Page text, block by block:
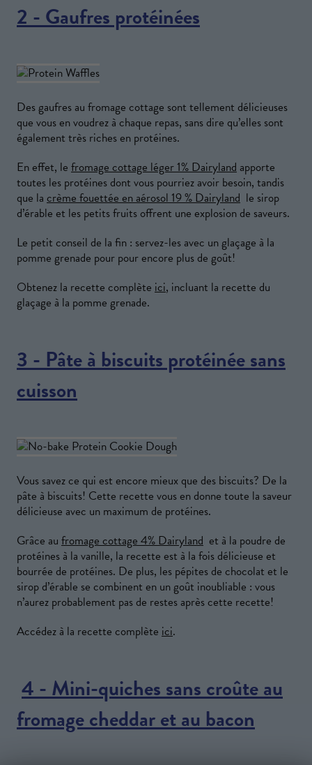
2 - Gaufres protéinées
Des gaufres au fromage cottage sont tellement délicieuses
que vous en voudrez à chaque repas, sans dire qu’elles sont
également très riches en protéines.
En effet, le fromage cottage léger 1% Dairyland apporte
toutes les protéines dont vous pourriez avoir besoin, tandis
que la crème fouettée en aérosol 19 % Dairyland le sirop
d’érable et les petits fruits offrent une explosion de saveurs.
Le petit conseil de la fin : servez-les avec un glaçage à la
pomme grenade pour pour encore plus de goût!
Obtenez la recette complète ici, incluant la recette du
glaçage à la pomme grenade.
3 - Pâte à biscuits protéinée sans
cuisson
Vous savez ce qui est encore mieux que des biscuits? De la
pâte à biscuits! Cette recette vous en donne toute la saveur
délicieuse avec un maximum de protéines.
Grâce au fromage cottage 4% Dairyland et à la poudre de
protéines à la vanille, la recette est à la fois délicieuse et
bourrée de protéines. De plus, les pépites de chocolat et le
sirop d’érable se combinent en un goût inoubliable : vous
n’aurez probablement pas de restes après cette recette!
Accédez à la recette complète ici.
4 - Mini-quiches sans croûte au
fromage cheddar et au bacon